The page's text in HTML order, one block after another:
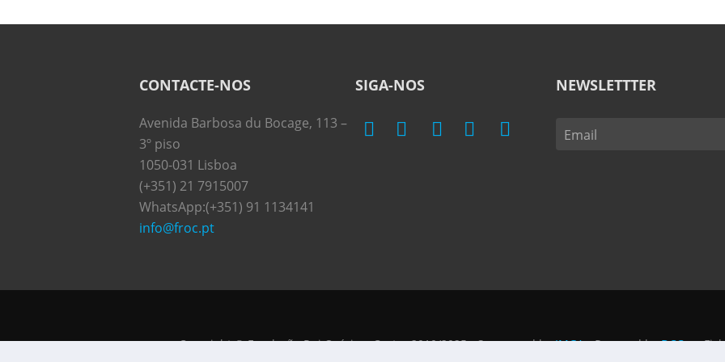
CONTACTE-NOS
Avenida Barbosa du Bocage, 113 –
3º piso
1050-031 Lisboa
(+351) 21 7915007
WhatsApp:(+351) 91 1134141
info@froc.pt
SIGA-NOS NEWSLETTTER
Copyright © Fundação Rui Osório e Castro 2010/2025 - Sponsored byIMGA- Powered byDCC-